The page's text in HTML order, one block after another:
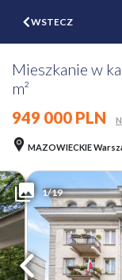
WSTECZ
Mieszkanie w
m²
949 000 PLN
MAZOWIECKIE
1/19